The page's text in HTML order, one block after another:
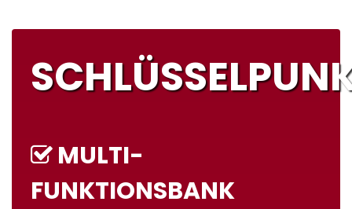
MULTI-
FUNKTIONSBANK